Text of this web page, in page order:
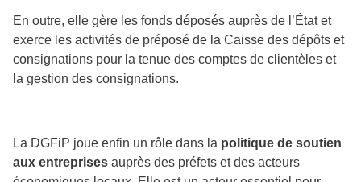
En outre, elle gère les fonds déposés auprès de l’État et
exerce les activités de préposé de la Caisse des dépôts et
consignations pour la tenue des comptes de clientèles et
la gestion des consignations.
La DGFiP joue enfin un rôle dans la politique de soutien
aux entreprises auprès des préfets et des acteurs